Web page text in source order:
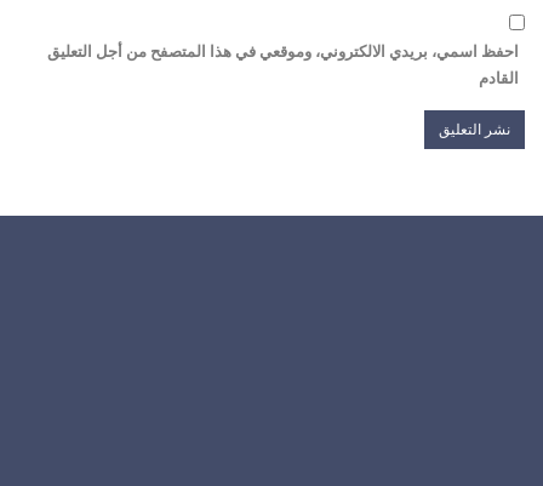
احفظ اسمي، بريدي الالكتروني، وموقعي في هذا المتصفح من أجل التعليق
القادم